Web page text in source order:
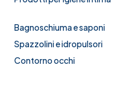
Bagnoschiuma e saponi
Spazzolini e idropulsori
Contorno occhi